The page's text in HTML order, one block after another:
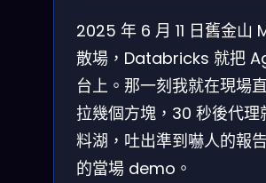
2025 年 6 月 11 日舊金
散場，Databricks 就把
台上。那一刻我就在現場
拉幾個方塊，30 秒後代
料湖，吐出準到嚇人的報
的當場 demo。